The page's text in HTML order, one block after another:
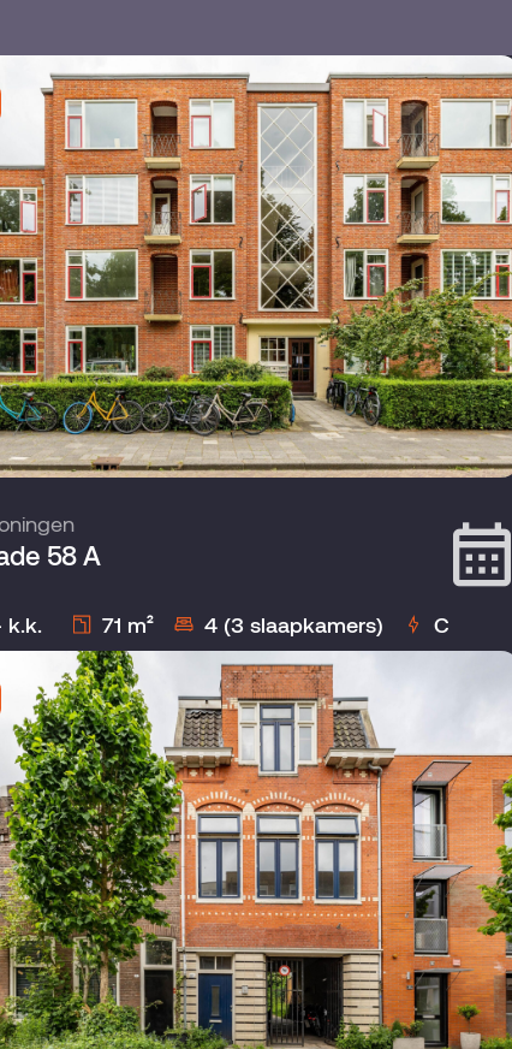
58 A
k.k. 71 m² 4 (3 slaapkamers) C